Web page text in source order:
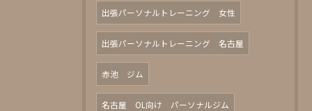
出張パーソナルトレーニング 女性
出張パーソナルトレーニング 名古屋
赤池 ジム
名古屋 OL向け パーソナルジム